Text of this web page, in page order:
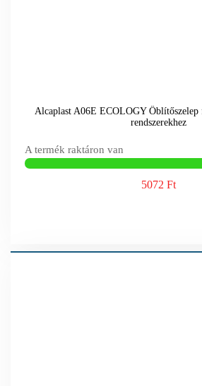
Alcaplast A06E ECOLOGY Öblítőszelep
rendszerekhez
A termék raktáron van
5072 Ft